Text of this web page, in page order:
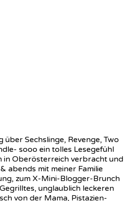
Sechslinge, Revenge, Two
sooo ein tolles Lesegefühl
in Oberösterreich verbracht und
abends mit meiner Familie
zum X-Mini-Blogger-Brunch
Gegrilltes, unglaublich leckeren
von der Mama, Pistazien-